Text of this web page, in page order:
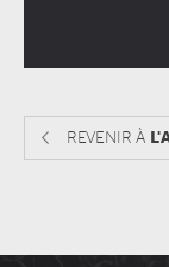
REVENIR À